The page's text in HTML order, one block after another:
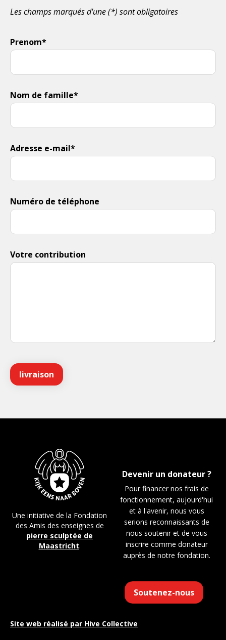
Les champs marqués d'une (*) sont obligatoires
Prenom*
Nom de famille*
Adresse e-mail*
Numéro de téléphone
Votre contribution
Devenir un donateur ?
Pour financer nos frais de
fonctionnement, aujourd'hui
et à l'avenir, nous vous
serions reconnaissants de
nous soutenir et de vous
inscrire comme donateur
auprès de notre fondation.
Soutenez-nous
Une initiative de la Fondation
des Amis des enseignes de
pierre sculptée de
Maastricht.
Site web réalisé par Hive Collective